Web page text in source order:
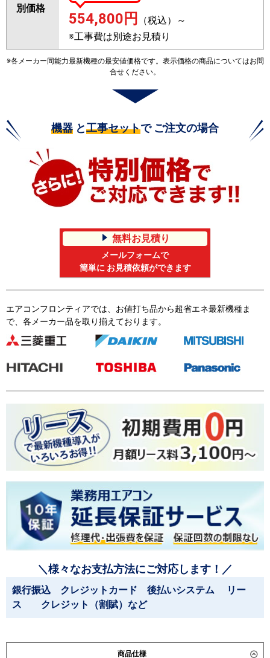
別価格
554,800 円
（税込）～
※工事費は別途お見積り
※各メーカー同能力最新機種の最安値価格です。表示価格の商品についてはお問
合せください。
機器 と工事セットで ご注文の場合
無料お見積り
メールフォームで
簡単に お見積依頼ができます
エアコンフロンティアでは、お値打ち品から超省エネ最新機種ま
で、各メーカー品を取り揃えております。
＼様々なお支払方法にご対応します！／
銀行振込 クレジットカード 後払いシステム リー
ス クレジット（割賦）など
商品仕様